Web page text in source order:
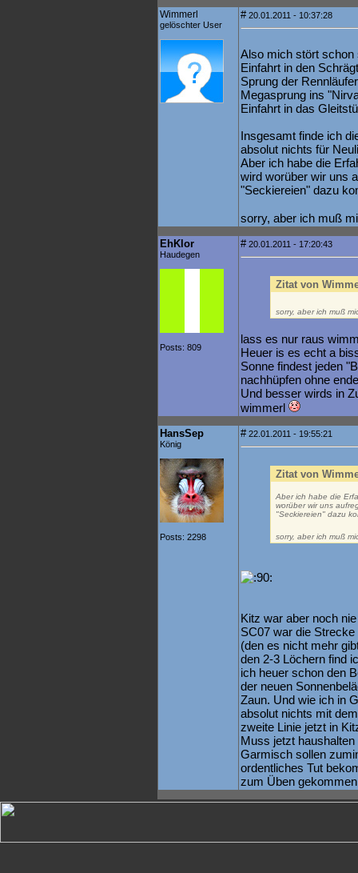
Wimmerl
gelöschter User
#20.01.2011 - 10:37:28
Also mich stört schon
Einfahrt in den
Sprung der
Megasprung ins
Einfahrt in das
Insgesamt finde ich
absolut nichts für
Aber ich habe die
wird worüber wir uns
"Seckiereien" dazu
sorry, aber ich muß
EhKlor
Haudegen
Posts: 809
#20.01.2011 - 17:20:43
Zitat von
sorry, aber ich muß
lass es nur raus
Heuer is es echt a
Sonne findest jeden
nachhüpfen ohne
Und besser wirds in
wimmerl
HansSep
König
Posts: 2298
#22.01.2011 - 19:55:21
Zitat von
Aber ich habe die
worüber wir uns
"Seckiereien" dazu
sorry, aber ich muß
Kitz war aber noch
SC07 war die
(den es nicht mehr
den 2-3 Löchern find
ich heuer schon den
der neuen
Zaun. Und wie ich in
absolut nichts mit
zweite Linie jetzt in
Muss jetzt
Garmisch sollen
ordentliches Tut
zum Üben